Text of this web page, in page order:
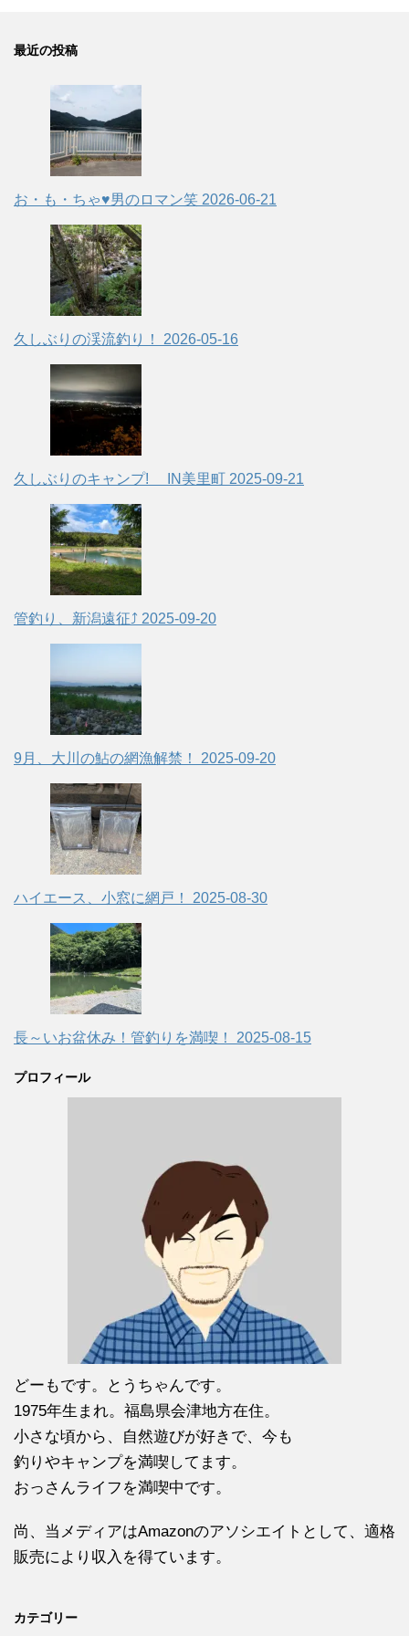
最近の投稿
お・も・ちゃ♥男のロマン笑 2026-06-21
久しぶりの渓流釣り！ 2026-05-16
久しぶりのキャンプ! IN美里町 2025-09-21
管釣り、新潟遠征⤴ 2025-09-20
9月、大川の鮎の網漁解禁！ 2025-09-20
ハイエース、小窓に網戸！ 2025-08-30
長～いお盆休み！管釣りを満喫！ 2025-08-15
プロフィール
どーもです。とうちゃんです。
1975年生まれ。福島県会津地方在住。
小さな頃から、自然遊びが好きで、今も
釣りやキャンプを満喫してます。
おっさんライフを満喫中です。
尚、当メディアはAmazonのアソシエイトとして、適格
販売により収入を得ています。
カテゴリー